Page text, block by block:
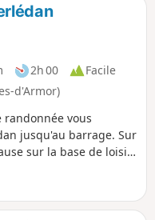
2h 00
Facile
d'Armor)
vous
jusqu'au barrage. Sur
sur la base de loisirs